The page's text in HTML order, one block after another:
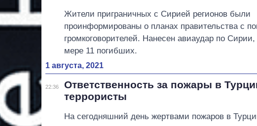
Жители приграничных с Сирией регионов были
проинформированы о планах правительства с
громкоговорителей. Нанесен авиаудар по
мере 11 погибших.
1 августа, 2021
22:36
Ответственность за пожары в
террористы
На сегодняшний день жертвами пожаров в